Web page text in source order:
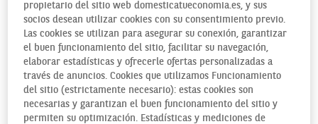
Otra economía es posible, un sistema más justo y solidario.
Así lo piensan, lo defienden y lo pretenden desde la
Plataforma delComercio Justo , que precisamente
celebraba el pasado día 11 de mayo su Día Internacional. Un
sistema comercial solidario y alternativo al convencional
que persigue el desarrollo de los pueblos y la lucha contra
la pobreza
propietario del sitio web domesticatueconomia.es, y sus
socios desean utilizar cookies con su consentimiento previo.
Las cookies se utilizan para asegurar su conexión, garantizar
el buen funcionamiento del sitio, facilitar su navegación,
elaborar estadísticas y ofrecerle ofertas personalizadas a
través de anuncios. Cookies que utilizamos Funcionamiento
del sitio (estrictamente necesario): estas cookies son
necesarias y garantizan el buen funcionamiento del sitio y
permiten su optimización. Estadísticas y mediciones de